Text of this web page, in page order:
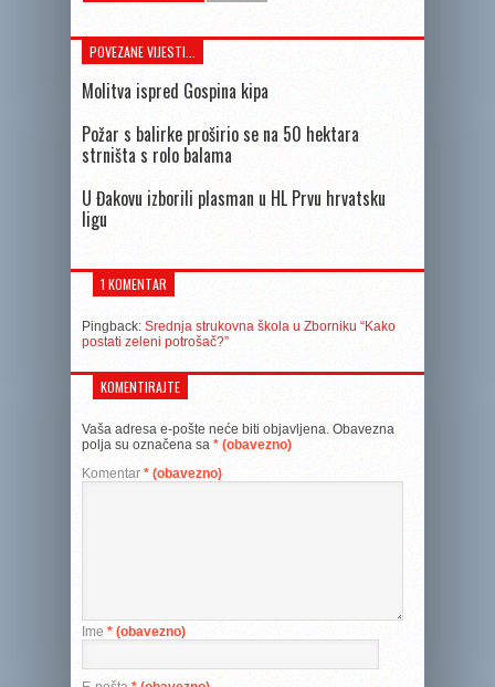
POVEZANE VIJESTI...
Molitva ispred Gospina kipa
Požar s balirke proširio se na 50 hektara
strništa s rolo balama
U Đakovu izborili plasman u HL Prvu hrvatsku
ligu
1 KOMENTAR
Pingback: Srednja strukovna škola u Zborniku “Kako
postati zeleni potrošač?”
KOMENTIRAJTE
Vaša adresa e-pošte neće biti objavljena. Obavezna
polja su označena sa * (obavezno)
Komentar * (obavezno)
Ime * (obavezno)